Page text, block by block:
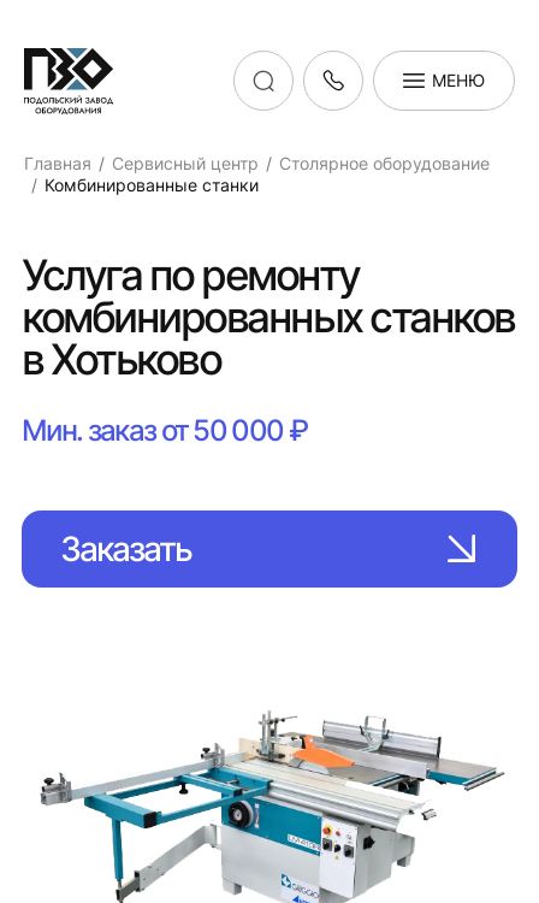
МЕНЮ
Главная Сервисный центр
Столярное оборудование
Комбинированные станки
Услуга по ремонту
комбинированных станков
в Хотьково
Мин. заказ от 50 000 ₽
Заказать